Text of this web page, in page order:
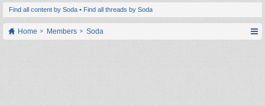
Find all content by Soda Find all threads by Soda
Home Members Soda